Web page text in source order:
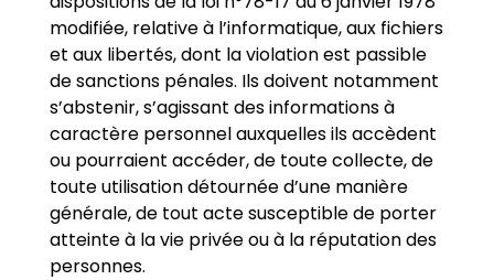
modifiée, relative à l’informatique, aux fichiers
et aux libertés, dont la violation est passible
de sanctions pénales. Ils doivent notamment
s’abstenir, s’agissant des informations à
caractère personnel auxquelles ils accèdent
ou pourraient accéder, de toute collecte, de
toute utilisation détournée d’une manière
générale, de tout acte susceptible de porter
atteinte à la vie privée ou à la réputation des
personnes.